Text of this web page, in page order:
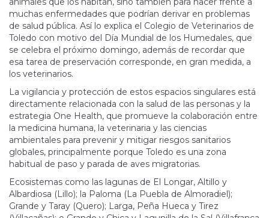
muchas enfermedades que podrían derivar en problemas
de salud pública. Así lo explica el Colegio de Veterinarios de
Toledo con motivo del Día Mundial de los Humedales, que
se celebra el próximo domingo, además de recordar que
esa tarea de preservación corresponde, en gran medida, a
los veterinarios.
La vigilancia y protección de estos espacios singulares está
directamente relacionada con la salud de las personas y la
estrategia One Health, que promueve la colaboración entre
la medicina humana, la veterinaria y las ciencias
ambientales para prevenir y mitigar riesgos sanitarios
globales, principalmente porque Toledo es una zona
habitual de paso y parada de aves migratorias.
Ecosistemas como las lagunas de El Longar, Altillo y
Albardiosa (Lillo); la Paloma (La Puebla de Almoradiel);
Grande y Taray (Quero); Larga, Peña Hueca y Tirez